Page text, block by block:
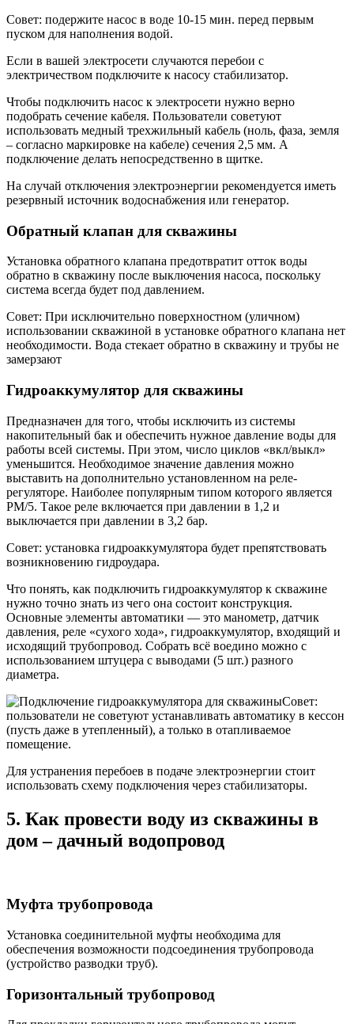
Совет: подержите насос в воде 10-15 мин. перед первым
пуском для наполнения водой.
Если в вашей электросети случаются перебои с
электричеством подключите к насосу стабилизатор.
Чтобы подключить насос к электросети нужно верно
подобрать сечение кабеля. Пользователи советуют
использовать медный трехжильный кабель (ноль, фаза, земля
– согласно маркировке на кабеле) сечения 2,5 мм. А
подключение делать непосредственно в щитке.
На случай отключения электроэнергии рекомендуется иметь
резервный источник водоснабжения или генератор.
Обратный клапан для скважины
Установка обратного клапана предотвратит отток воды
обратно в скважину после выключения насоса, поскольку
система всегда будет под давлением.
Совет: При исключительно поверхностном (уличном)
использовании скважиной в установке обратного клапана нет
необходимости. Вода стекает обратно в скважину и трубы не
замерзают
Гидроаккумулятор для скважины
Предназначен для того, чтобы исключить из системы
накопительный бак и обеспечить нужное давление воды для
работы всей системы. При этом, число циклов «вкл/выкл»
уменьшится. Необходимое значение давления можно
выставить на дополнительно установленном на реле-
регуляторе. Наиболее популярным типом которого является
PM/5. Такое реле включается при давлении в 1,2 и
выключается при давлении в 3,2 бар.
Совет: установка гидроаккумулятора будет препятствовать
возникновению гидроудара.
Что понять, как подключить гидроаккумулятор к скважине
нужно точно знать из чего она состоит конструкция.
Основные элементы автоматики — это манометр, датчик
давления, реле «сухого хода», гидроаккумулятор, входящий и
исходящий трубопровод. Собрать всё воедино можно с
использованием штуцера с выводами (5 шт.) разного
диаметра.
Совет:
пользователи не советуют устанавливать автоматику в кессон
(пусть даже в утепленный), а только в отапливаемое
помещение.
Для устранения перебоев в подаче электроэнергии стоит
использовать схему подключения через стабилизаторы.
5. Как провести воду из скважины в
дом – дачный водопровод
Муфта трубопровода
Установка соединительной муфты необходима для
обеспечения возможности подсоединения трубопровода
(устройство разводки труб).
Горизонтальный трубопровод